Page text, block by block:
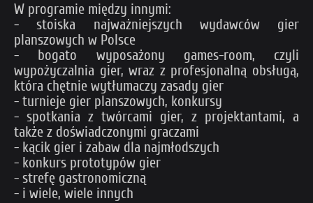
W programie między innymi:
- stoiska najważniejszych wydawców gier
planszowych w Polsce
- bogato wyposażony games-room, czyli
wypożyczalnia gier, wraz z profesjonalną obsługą,
która chętnie wytłumaczy zasady gier
- turnieje gier planszowych, konkursy
- spotkania z twórcami gier, z projektantami, a
także z doświadczonymi graczami
- kącik gier i zabaw dla najmłodszych
- konkurs prototypów gier
- strefę gastronomiczną
- i wiele, wiele innych